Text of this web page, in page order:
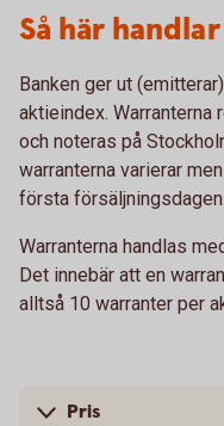
Så här
Banken ger ut
aktieindex. Warranterna
och noteras på
warranterna varierar
första försäljningsdagen.
Warranterna handlas
Det innebär att en
alltså 10 warranter per
Pris